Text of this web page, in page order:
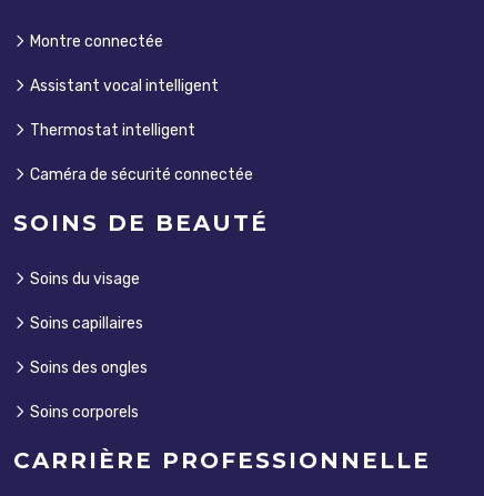
Montre connectée
Assistant vocal intelligent
Thermostat intelligent
Caméra de sécurité connectée
SOINS DE BEAUTÉ
Soins du visage
Soins capillaires
Soins des ongles
Soins corporels
CARRIÈRE PROFESSIONNELLE